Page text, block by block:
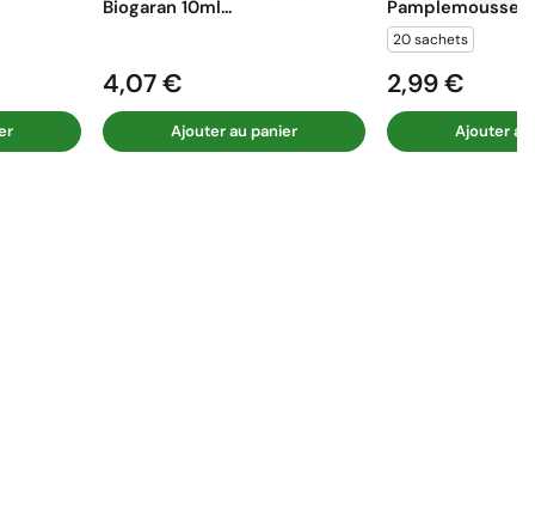
Biogaran 10ml...
Prix
4,07 €
Ajouter au panier
Pamplemousse...
20 sachets
Prix
2,99 €
Ajouter au